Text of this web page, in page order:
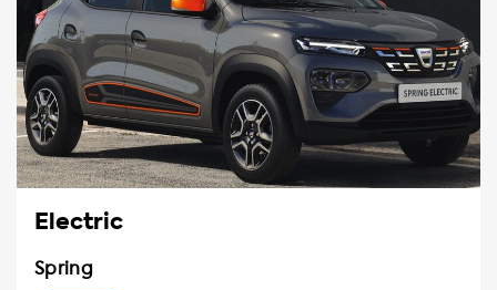
Electric
Spring